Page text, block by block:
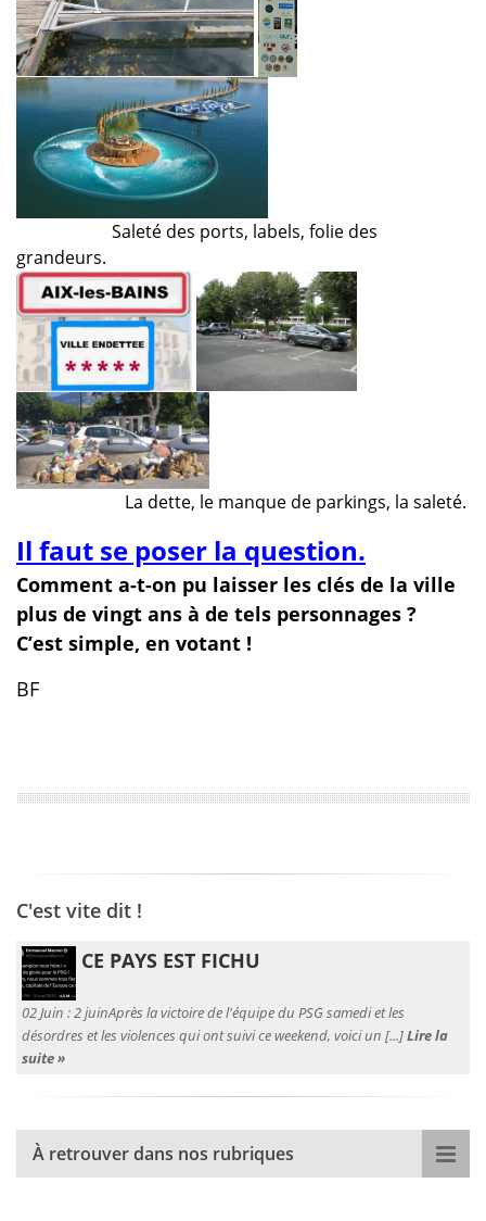
Saleté des ports, labels, folie des
grandeurs.
La dette, le manque de parkings, la saleté.
Il faut se poser la question.
Comment a-t-on pu laisser les clés de la ville
plus de vingt ans à de tels personnages ?
C’est simple, en votant !
BF
C'est vite dit !
CE PAYS EST FICHU
02 Juin :2 juinAprès la victoire de l'équipe du PSG samedi et les
désordres et les violences qui ont suivi ce weekend, voici un [...]Lire la
suite »
À retrouver dans nos rubriques